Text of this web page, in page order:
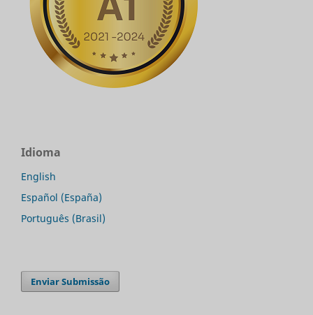
Idioma
English
Español (España)
Português (Brasil)
Enviar Submissão